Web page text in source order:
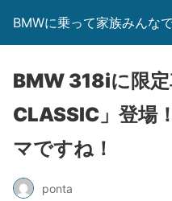
BMWに乗って家族みんな
BMW 318iに限
CLASSIC」登場
マですね！
ponta